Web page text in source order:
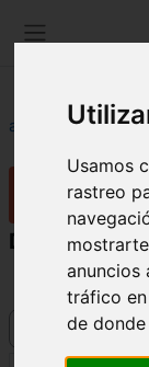
Usamos
rastreo
anuncios
tráfico
de
Foro
Dudas y